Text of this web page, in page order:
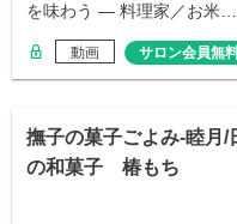
を味わう ― 料理家／お米…
動画 サロン会員無
撫子の菓子ごよみ-睦月/
の和菓子 椿もち